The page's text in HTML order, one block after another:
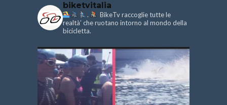
biketvitalia
.
BikeTv raccoglie tutte le
realtà’ che ruotano intorno al mondo della
bicicletta.